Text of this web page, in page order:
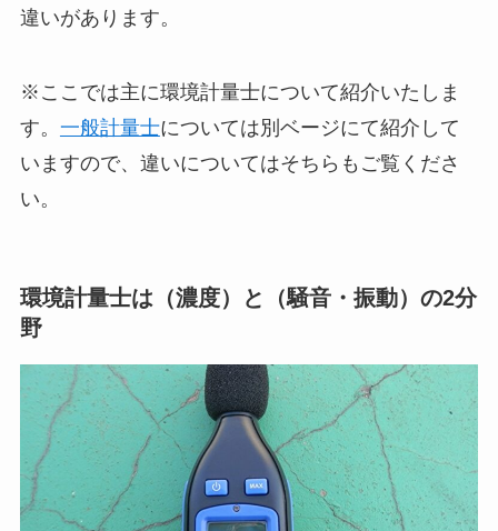
違いがあります。
※ここでは主に環境計量士について紹介いたしま
す。 一般計量士については別ベージにて紹介して
いますので、違いについてはそちらもご覧くださ
い。
環境計量士は（濃度）と（騒音・振動）の2分
野